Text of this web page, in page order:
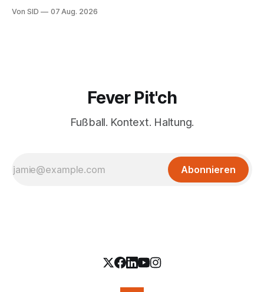
Von SID 07 Aug. 2026
Fever Pit'ch
Fußball. Kontext. Haltung.
Abonnieren